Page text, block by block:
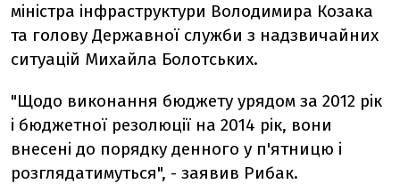
мiнiстра iнфраструктури Володимира Козака
та голову Державної служби з надзвичайних
ситуацiй Михайла Болотських.
"Щодо виконання бюджету урядом за 2012 рiк
i бюджетної резолюцiї на 2014 рiк, вони
внесенi до порядку денного у п'ятницю i
розглядатимуться", - заявив Рибак.